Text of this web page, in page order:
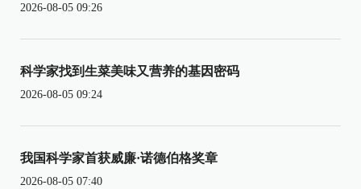
2026-08-05 09:26
科学家找到生菜美味又营养的基因密码
2026-08-05 09:24
我国科学家首获威廉·诺德伯格奖章
2026-08-05 07:40